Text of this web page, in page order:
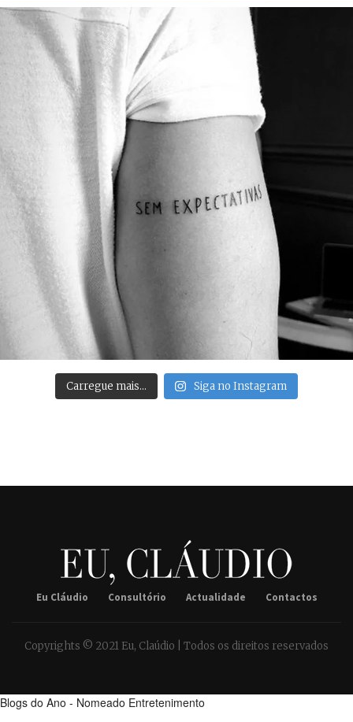
Carregue mais… Siga no Instagram
Eu Cláudio Consultório Actualidade Contactos
Copyrights © 2021 Eu, Claúdio | Todos os direitos reservados
Blogs do Ano - Nomeado Entretenimento